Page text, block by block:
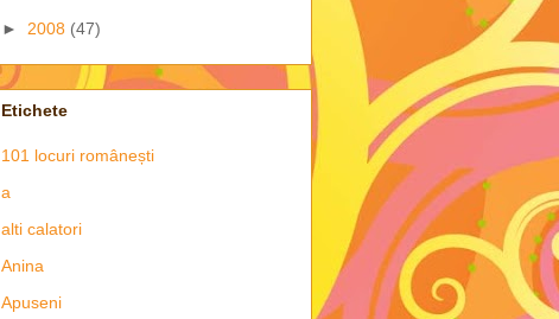
► 2008 (47)
Etichete
101 locuri românești
a
alti calatori
Anina
Apuseni